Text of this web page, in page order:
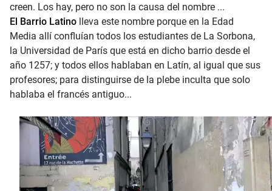
creen. Los hay, pero no son la causa del nombre ...
El Barrio Latino lleva este nombre porque en la Edad
Media allí confluían todos los estudiantes de La Sorbona,
la Universidad de París que está en dicho barrio desde el
año 1257; y todos ellos hablaban en Latín, al igual que sus
profesores; para distinguirse de la plebe inculta que solo
hablaba el francés antiguo...